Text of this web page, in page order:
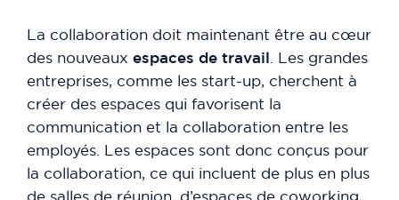
La collaboration doit maintenant être au cœur
des nouveaux espaces de travail . Les grandes
entreprises, comme les start-up, cherchent à
créer des espaces qui favorisent la
communication et la collaboration entre les
employés. Les espaces sont donc conçus pour
la collaboration, ce qui incluent de plus en plus
de salles de réunion, d’espaces de coworking,